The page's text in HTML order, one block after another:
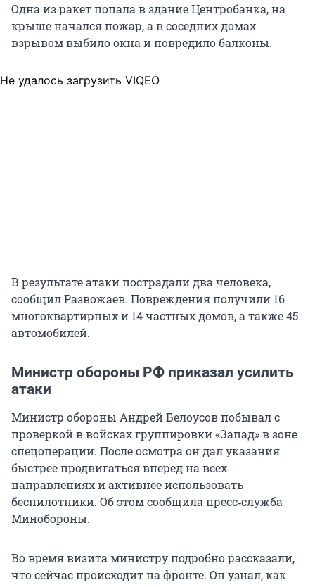
Одна из ракет попала в здание Центробанка, на
крыше начался пожар, а в соседних домах
взрывом выбило окна и повредило балконы.
Не удалось загрузить VIQEO
В результате атаки пострадали два человека,
сообщил Развожаев. Повреждения получили 16
многоквартирных и 14 частных домов, а также 45
автомобилей.
Министр обороны РФ приказал усилить
атаки
Министр обороны Андрей Белоусов побывал с
проверкой в войсках группировки «Запад» в зоне
спецоперации. После осмотра он дал указания
быстрее продвигаться вперед на всех
направлениях и активнее использовать
беспилотники. Об этом сообщила пресс‑служба
Минобороны.
Во время визита министру подробно рассказали,
что сейчас происходит на фронте. Он узнал, как